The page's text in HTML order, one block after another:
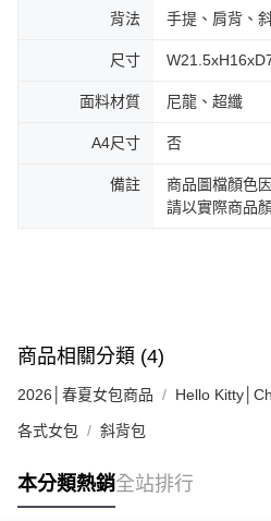
背法 手提、肩背、
尺寸
面料材質 尼龍、超纖
A4尺寸 否
備註
商品圖檔顏色
請以實際商品
商品相關分類 (4)
2026│春夏女包商品 Hello
各式女包 斜背包
本分類熱銷全站排行